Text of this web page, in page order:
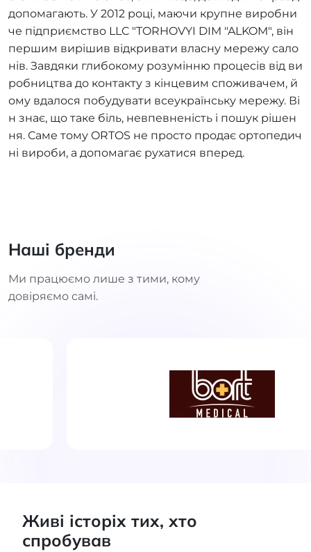
допомагають. У 2012 році, маючи крупне виробни
че підприємство LLC "TORHOVYI DIM "ALKOM", він
першим вирішив відкривати власну мережу сало
нів. Завдяки глибокому розумінню процесів від ви
робництва до контакту з кінцевим споживачем, й
ому вдалося побудувати всеукраїнську мережу. Ві
н знає, що таке біль, невпевненість і пошук рішен
ня. Саме тому ORTOS не просто продає ортопедич
ні вироби, а допомагає рухатися вперед.
Наші бренди
Ми працюємо лише з тими, кому
довіряємо самі.
Живі історіх тих, хто
спробував